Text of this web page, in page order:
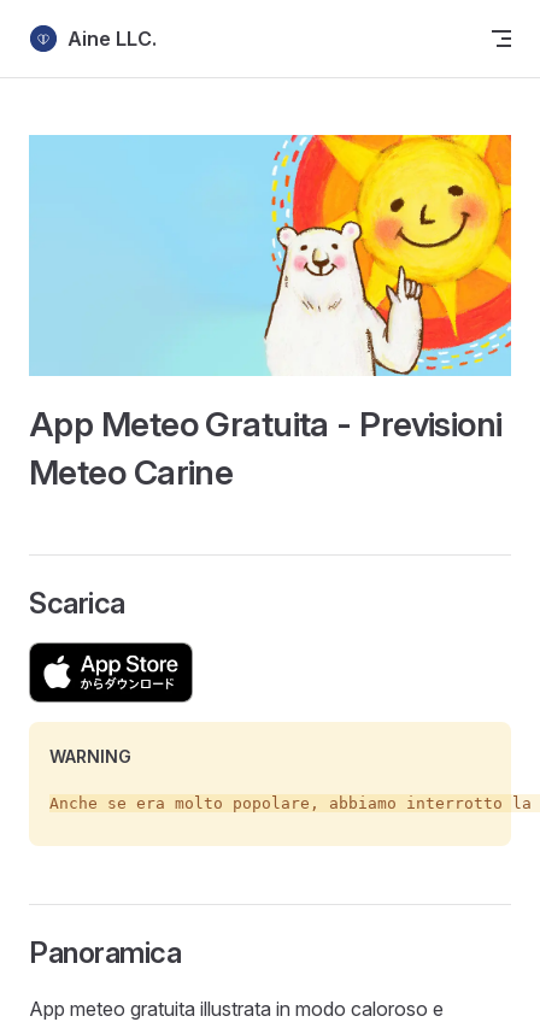
Skip to content
Aine LLC.
App Meteo Gratuita - Previsioni
Meteo Carine
Scarica
WARNING
Panoramica
App meteo gratuita illustrata in modo caloroso e